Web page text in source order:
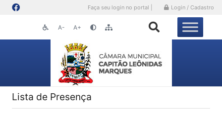
Faça seu login no portal | Login / Cadastro
A- A+
Lista de Presença